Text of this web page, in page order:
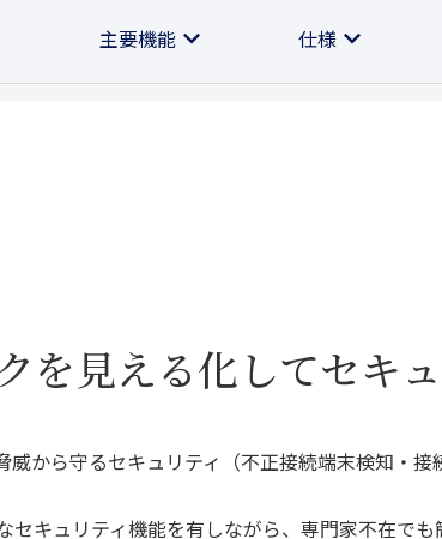
主要機能 仕様
を見える化してセキ
威から守るセキュリティ（不正接続端末検知・
セキュリティ機能を有しながら、専門家不在でも